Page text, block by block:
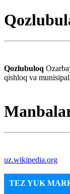
Qozlubuloq
qishloq va
uz.wikipedia.org
TEZ YUK